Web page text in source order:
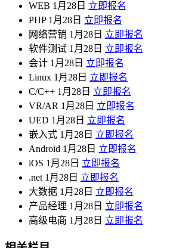
WEB 1月28日 立即报名
PHP 1月28日 立即报名
网络营销 1月28日 立即报名
软件测试 1月28日 立即报名
会计 1月28日 立即报名
Linux 1月28日 立即报名
C/C++ 1月28日 立即报名
VR/AR 1月28日 立即报名
UED 1月28日 立即报名
嵌入式 1月28日 立即报名
Android 1月28日 立即报名
iOS 1月28日 立即报名
.net 1月28日 立即报名
大数据 1月28日 立即报名
产品经理 1月28日 立即报名
高级电商 1月28日 立即报名